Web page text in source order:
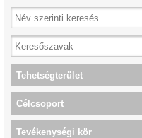
Tehetségterület
Célcsoport
Tevékenységi kör